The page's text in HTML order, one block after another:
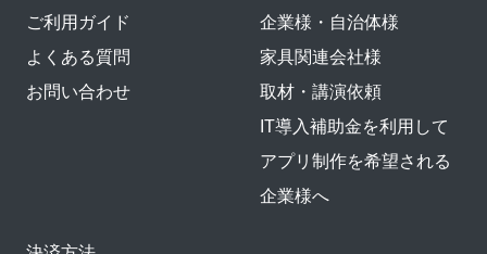
ご利用ガイド
よくある質問
お問い合わせ
企業様・自治体様
家具関連会社様
取材・講演依頼
IT導入補助金を利用して
アプリ制作を希望される
企業様へ